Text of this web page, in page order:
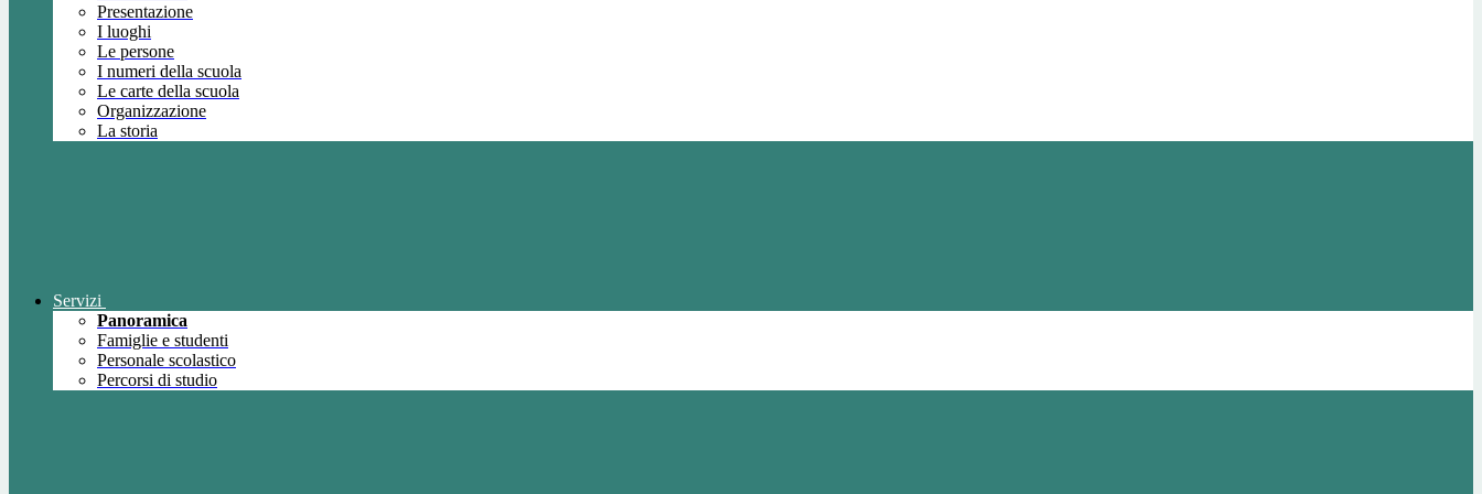
Presentazione
I luoghi
Le persone
I numeri della scuola
Le carte della scuola
Organizzazione
La storia
Servizi
Panoramica
Famiglie e studenti
Personale scolastico
Percorsi di studio